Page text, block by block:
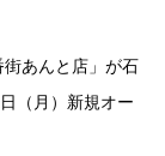
あんと店」が石
（月）新規オー